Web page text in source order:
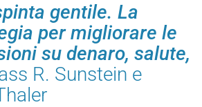
gentile. La
per migliorare le
su denaro, salute,
R. Sunstein e